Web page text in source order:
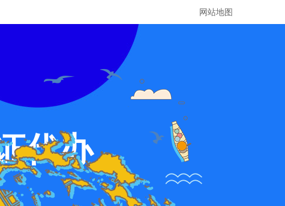
网站地图
代办